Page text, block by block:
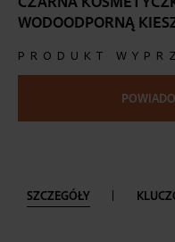
beginning
images
WODOODPORNĄ
PRODUKT
SZCZEGÓŁY